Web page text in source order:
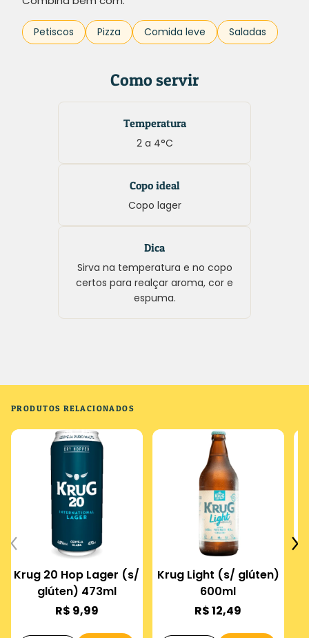
Petiscos Pizza Comida leve Saladas
Como servir
Temperatura
2 a 4°C
Copo ideal
Copo lager
Dica
Sirva na temperatura e no copo
certos para realçar aroma, cor e
espuma.
PRODUTOS RELACIONADOS
Krug 20 Hop Lager (s/
glúten) 473ml
R$ 9,99
Krug Light (s/ glúten)
600ml
R$ 12,49